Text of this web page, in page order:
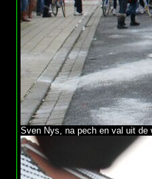
Sven Nys, na pech en val uit de